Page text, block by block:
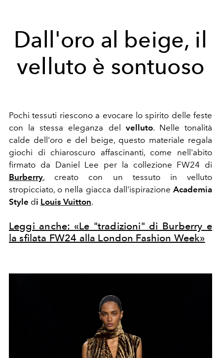
Dall'oro al beige, il
velluto è sontuoso
Pochi tessuti riescono a evocare lo spirito delle feste
con la stessa eleganza del velluto. Nelle tonalità
calde dell'oro e del beige, questo materiale regala
giochi di chiaroscuro affascinanti, come nell'abito
firmato da Daniel Lee per la collezione FW24 di
Burberry, creato con un tessuto in velluto
stropicciato, o nella giacca dall'ispirazione Academia
Style di Louis Vuitton.
Leggi anche: «Le "tradizioni" di Burberry e
la sfilata FW24 alla London Fashion Week»